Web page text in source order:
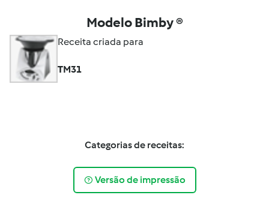
Modelo Bimby ®
Receita criada para
TM31
Categorias de receitas:
Versão de impressão